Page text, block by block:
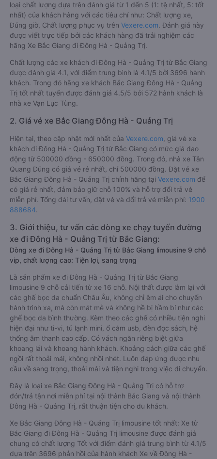
loại chất lượng dựa trên đánh giá từ 1 đến 5 (1: tệ nhất, 5: tốt
nhất) của khách hàng với các tiêu chí như: Chất lượng xe,
Đúng giờ, Chất lượng phục vụ trên Vexere.com. Đánh giá này
được viết trực tiếp bởi các khách hàng đã trải nghiệm các
hãng Xe Bắc Giang đi Đông Hà - Quảng Trị.
Chất lượng các xe khách đi Đông Hà - Quảng Trị từ Bắc Giang
được đánh giá 4.1, với điểm trung bình là 4.1/5 bởi 3696 hành
khách. Trong đó hãng xe khách Bắc Giang Đông Hà - Quảng
Trị tốt nhất tuyến được đánh giá 4.5/5 bởi 572 hành khách là
nhà xe Vạn Lục Tùng.
2. Giá vé xe Bắc Giang Đông Hà - Quảng Trị
Hiện tại, theo cập nhật mới nhất của Vexere.com , giá vé xe
khách đi Đông Hà - Quảng Trị từ Bắc Giang có mức giá dao
động từ 500000 đồng - 650000 đồng. Trong đó, nhà xe Tân
Quang Dũng có giá vé rẻ nhất, chỉ 500000 đồng. Đặt vé xe
Bắc Giang Đông Hà - Quảng Trị chính hãng tại Vexere.com để
có giá rẻ nhất, đảm bảo giữ chỗ 100% và hỗ trợ đổi trả vé
miễn phí. Tổng đài tư vấn, đặt vé và đổi trả vé miễn phí: 1900
888684.
3. Giới thiệu, tư vấn các dòng xe chạy tuyến đường
xe đi Đông Hà - Quảng Trị từ Bắc Giang:
Dòng xe đi Đông Hà - Quảng Trị từ Bắc Giang limousine 9 chỗ
vip, chất lượng cao: Tiện lợi, sang trọng
Là sản phẩm xe đi Đông Hà - Quảng Trị từ Bắc Giang
limousine 9 chỗ cải tiến từ xe 16 chỗ. Nội thất được làm lại với
các ghế bọc da chuẩn Châu Âu, không chỉ êm ái cho chuyến
hành trình xa, mà còn mát mẻ và không hề bị hầm bí như các
ghế bọc da bình thường. Kèm theo các ghế có nhiều tiện nghi
hiện đại như ti-vi, tủ lạnh mini, ổ cắm usb, đèn đọc sách, hệ
thống âm thanh cao cấp. Có vách ngăn riêng biệt giữa
khoang lái và khoang hành khách. Khoảng cách giữa các ghế
ngồi rất thoải mái, không nhồi nhét. Luôn đáp ứng được nhu
cầu về sang trọng, thoải mái và tiện nghi trong việc di chuyển.
Đây là loại xe Bắc Giang Đông Hà - Quảng Trị có hỗ trợ
đón/trả tận nơi miễn phí tại nội thành Bắc Giang và nội thành
Đông Hà - Quảng Trị, rất thuận tiện cho du khách.
Xe Bắc Giang Đông Hà - Quảng Trị limousine tốt nhất: Xe từ
Bắc Giang đi Đông Hà - Quảng Trị limousine được đánh giá
chung có chất lượng Tốt với điểm đánh giá trung bình từ 4.1/5
dựa trên 3696 phản hồi của hành khách Xe về Đông Hà -